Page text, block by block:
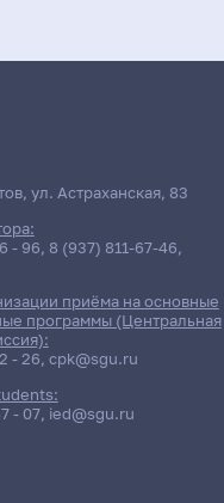
ул. Астраханская, 83
- 96, 8 (937) 811-67-46,
приёма на основные
программы (Центральная
- 26, cpk@sgu.ru
- 07, ied@sgu.ru